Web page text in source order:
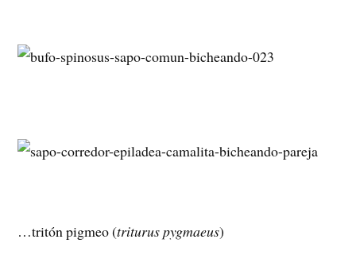
…tritón pigmeo (triturus pygmaeus)